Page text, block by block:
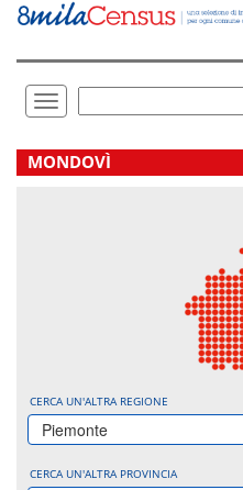
Vai
direttamente
Toggle
navigation
.
MONDOVÌ
CERCA UN'ALTRA REGIONE
Piemonte
CERCA UN'ALTRA PROVINCIA